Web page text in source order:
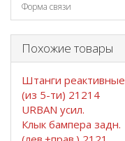
Форма связи
Похожие товары
Штанги реактивные
(из 5-ти) 21214
URBAN усил.
Клык бампера задн.